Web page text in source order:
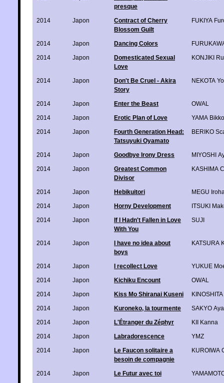
presque
2014 Japon
Contract of Cherry
Blossom Guilt
FUKIYA
2014 Japon Dancing Colors
2014
Japon
Domesticated Sexual
Love
KONJIKI
2014 Japon
Don't Be Cruel - Akira
Story
NEKOTA
2014 Japon Enter the Beast
OWAL
2014
Japon Erotic Plan of Love
YAMA Bikko
2014
Japon
Fourth Generation Head:
Tatsuyuki Oyamato
BERIKO
2014 Japon Goodbye Irony Dress
MIYOSHI
2014
Japon
Greatest Common
Divisor
KASHIMA
2014 Japon Hebikuitori
MEGU
2014
Japon Horny Development
ITSUKI
2014
Japon
If I Hadn't Fallen in Love
With You
SUJI
2014 Japon
I have no idea about
boys
KATSURA
2014 Japon I recollect Love
YUKUE
2014
Japon Kichiku Encount
OWAL
2014
Japon Kiss Mo Shiranai Kuseni
2014
Japon Kuroneko, la tourmente
SAKYO Aya
2014
Japon L'Étranger du Zéphyr
KII Kanna
2014
Japon Labradorescence
YMZ
2014
Japon
Le Faucon solitaire a
besoin de compagnie
KUROIWA
2014 Japon Le Futur avec toi